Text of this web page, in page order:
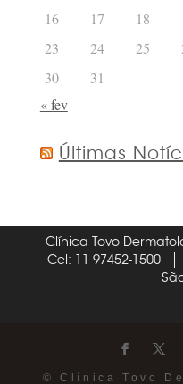
16
17 18
23
24 25
30
31
« fev
Últimas
Clínica Tovo
Cel: 11 97452-1500
© Clínica Tovo